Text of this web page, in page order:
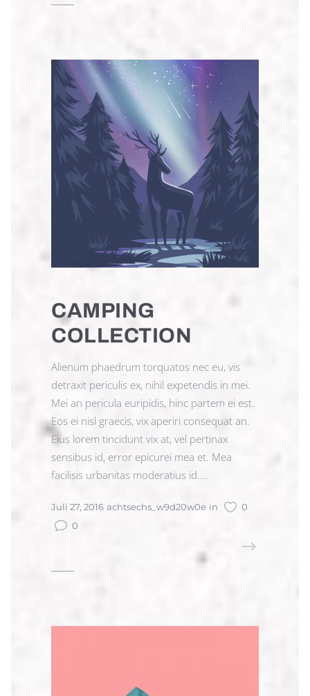
CAMPING
COLLECTION
Alienum phaedrum torquatos nec eu, vis
detraxit periculis ex, nihil expetendis in mei.
Mei an pericula euripidis, hinc partem ei est.
Eos ei nisl graecis, vix aperiri consequat an.
Eius lorem tincidunt vix at, vel pertinax
sensibus id, error epicurei mea et. Mea
facilisis urbanitas moderatius id....
Juli 27, 2016 achtsechs_w9d20w0e in
0
0